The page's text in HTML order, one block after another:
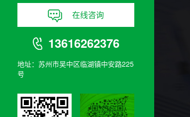
在线咨询
13616262376
地址：苏州市吴中区临湖镇中安路225
号